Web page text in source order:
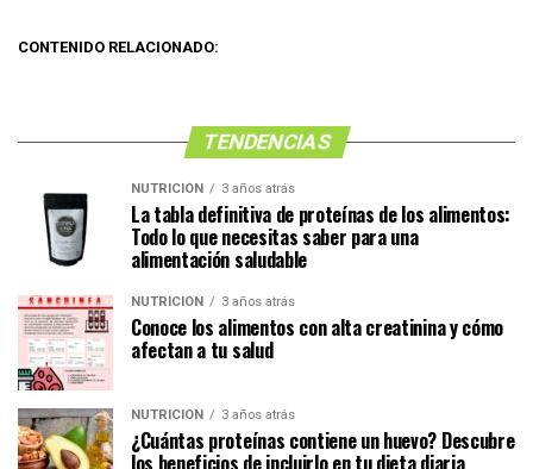
CONTENIDO RELACIONADO:
TENDENCIAS
NUTRICIÓN 3 años atrás
La tabla definitiva de proteínas de los alimentos:
Todo lo que necesitas saber para una
alimentación saludable
NUTRICIÓN 3 años atrás
Conoce los alimentos con alta creatinina y cómo
afectan a tu salud
NUTRICIÓN 3 años atrás
¿Cuántas proteínas contiene un huevo? Descubre